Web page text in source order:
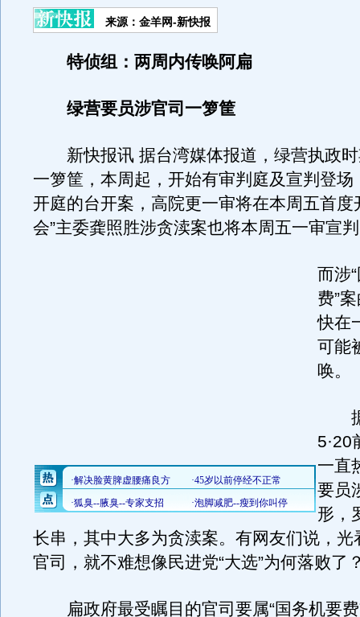
来源：金羊网-新快报
特侦组：两周内传唤阿扁
绿营要员涉官司一箩筐
新快报讯 据台湾媒体报道，绿营执政时
一箩筐，本周起，开始有审判庭及宣判登场
开庭的台开案，高院更一审将在本周五首度
会”主委龚照胜涉贪渎案也将本周五一审宣
而涉
费”
快在
可能
唤。
据
5·20
一直
要员
形，
长串，其中大多为贪渎案。有网友们说，光
官司，就不难想像民进党“大选”为何落败了
扁政府最受瞩目的官司要属“国务机要费